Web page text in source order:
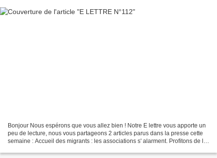
Bonjour Nous espérons que vous allez bien ! Notre E lettre vous apporte un
peu de lecture, nous vous partageons 2 articles parus dans la presse cette
semaine : Accueil des migrants : les associations s' alarment. Profitons de la